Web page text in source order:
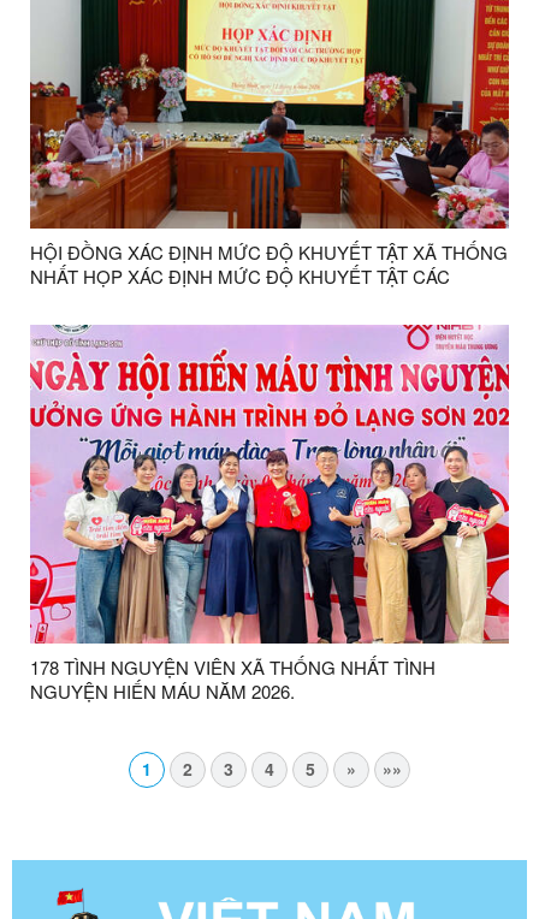
HỘI ĐỒNG XÁC ĐỊNH MỨC ĐỘ KHUYẾT TẬT XÃ THỐNG
NHẤT HỌP XÁC ĐỊNH MỨC ĐỘ KHUYẾT TẬT CÁC
178 TÌNH NGUYỆN VIÊN XÃ THỐNG NHẤT TÌNH
NGUYỆN HIẾN MÁU NĂM 2026.
1 2 3 4 5 » »»